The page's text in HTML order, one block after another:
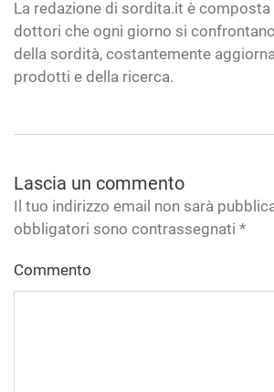
La redazione di sordita.it è
dottori che ogni giorno si
della sordità, costantemente
prodotti e della ricerca.
Lascia un commento
Il tuo indirizzo email non sarà
obbligatori sono contrassegnati *
Commento